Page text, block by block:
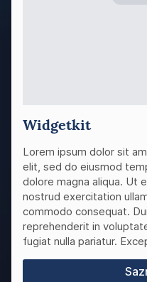
Widgetkit
Lorem ipsum dolor sit
elit, sed do eiusmod
dolore magna aliqua. Ut
nostrud exercitation
commodo consequat.
reprehenderit in
fugiat nulla pariatur.